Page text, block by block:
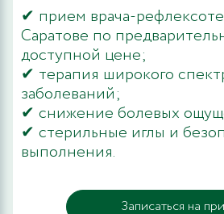
✔ прием врача-
Саратове по
доступной цене;
✔ терапия широкого
заболеваний;
✔ снижение болевых
✔ стерильные иглы и
выполнения.
Записаться на